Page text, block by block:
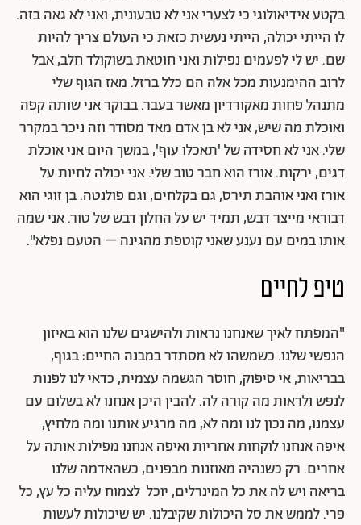
בקטע אידיאולוגי כי לצערי אני לא טבעונית, ואני לא גאה בזה.
לו הייתי יכולה, הייתי נעשית כזאת כי העולם צריך להיות
שם. יש לי לפעמים נפילות ואני חוטאת בשוקולד חלב, אבל
לרוב ההימנעות מכל אלה הם כלל ברזל. מאז הגוף שלי
מתנהל פחות מאקורדיון מאשר בעבר. בבוקר אני שותה קפה
ואוכלת מה שיש, אני לא בן אדם מאד מסודר וזה ניכר במקרר
שלי. אני לא חסידה של 'תאכלו עוף', במשך היום אני אוכלת
דגים, ירקות. אורז הוא חבר טוב שלי. אני יכולה לחיות על
אורז ואני אוהבת תירס, גם בקלחים, וגם פולנטה. בן זוגי הוא
דבוראי מייצר דבש, תמיד יש על החלון דבש של טור. אני שמה
אותו במים עם נענע שאני קוטפת מהגינה – הטעם נפלא".
טיפ לחיים
"המפתח לאיך שאנחנו נראות ולהישגים שלנו הוא באיזון
הנפשי שלנו. כשמשהו לא מסתדר במבנה החיים: בגוף,
בבריאות, אי סיפוק, חוסר הגשמה עצמית, כדאי לנו לפנות
לנפש ולראות מה קורה לה. להבין היכן אנחנו לא בשלום עם
עצמנו, מה נכון לנו ומה לא, מה מרגיע אותנו ומה מלחיץ,
איפה אנחנו לוקחות אחריות ואיפה אנחנו מפילות אותה על
אחרים. רק כשנהיה מאוזנות מבפנים, כשהאדמה שלנו
בריאה ויש לה את כל המינרלים, יוכל לצמוח עליה כל עץ, כל
פרי. לממש את סל היכולות שקיבלנו. יש שיכולות לעשות